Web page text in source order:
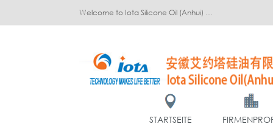
Welcome to Iota Silicone Oil (Anhui) Co., Ltd.!
STARTSEITE